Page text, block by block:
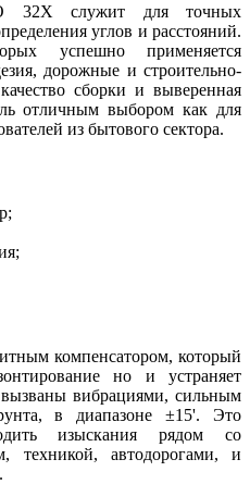
32X служит для точных
углов и расстояний.
успешно применяется
дорожные и строительно-
сборки и выверенная
отличным выбором как для
из бытового сектора.
компенсатором, который
но и устраняет
вибрациями, сильным
в диапазоне ±15'. Это
изыскания рядом со
техникой, автодорогами, и